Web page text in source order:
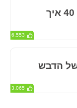
5 עצות לנשים מעל גיל 40 איך
6,553
של הדבש
3,065